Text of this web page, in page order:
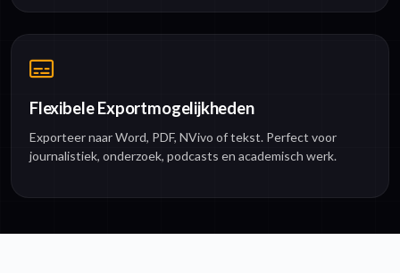
Flexibele Exportmogelijkheden
Exporteer naar Word, PDF, NVivo of tekst. Perfect voor
journalistiek, onderzoek, podcasts en academisch werk.